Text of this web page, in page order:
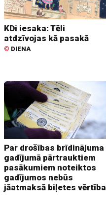
KDi iesaka: Tēli
atdzīvojas kā pasakā
© DIENA
Par drošības brīdinājuma
gadījumā pārtrauktiem
pasākumiem noteiktos
gadījumos nebūs
jāatmaksā biļetes vērtība